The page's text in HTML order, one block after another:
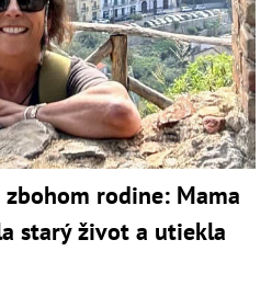
rodine: Mama
starý život a utiekla